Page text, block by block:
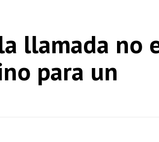
llamada no
para un